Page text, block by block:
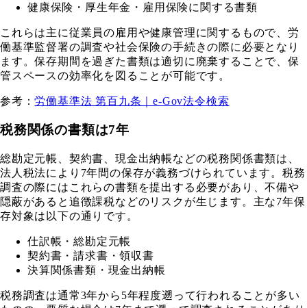
健康保険・厚生年金・雇用保険に関する書類
これらは主に従業員の雇用や健康管理に関するもので、労
働基準監督署の調査や社会保険の手続きの際に必要となり
ます。保存期間を過ぎた書類は適切に廃棄することで、保
管スペースの効率化を図ることが可能です。
参考：労働基準法 第百九条｜e-Gov法令検索
税務関係の書類は7年
総勘定元帳、契約書、現金出納帳などの税務関係書類は、
法人税法により7年間の保存が義務づけられています。税務
調査の際にはこれらの書類を提出する必要があり、不備や
隠蔽があると追徴課税などのリスクが生じます。主な7年保
存対象は以下の通りです。
仕訳帳・総勘定元帳
契約書・請求書・領収書
決算関係書類・現金出納帳
税務調査は通常3年から5年程度遡って行われることが多い